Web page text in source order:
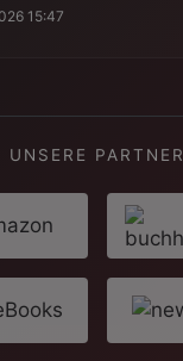
15:47
UNSERE PARTNER